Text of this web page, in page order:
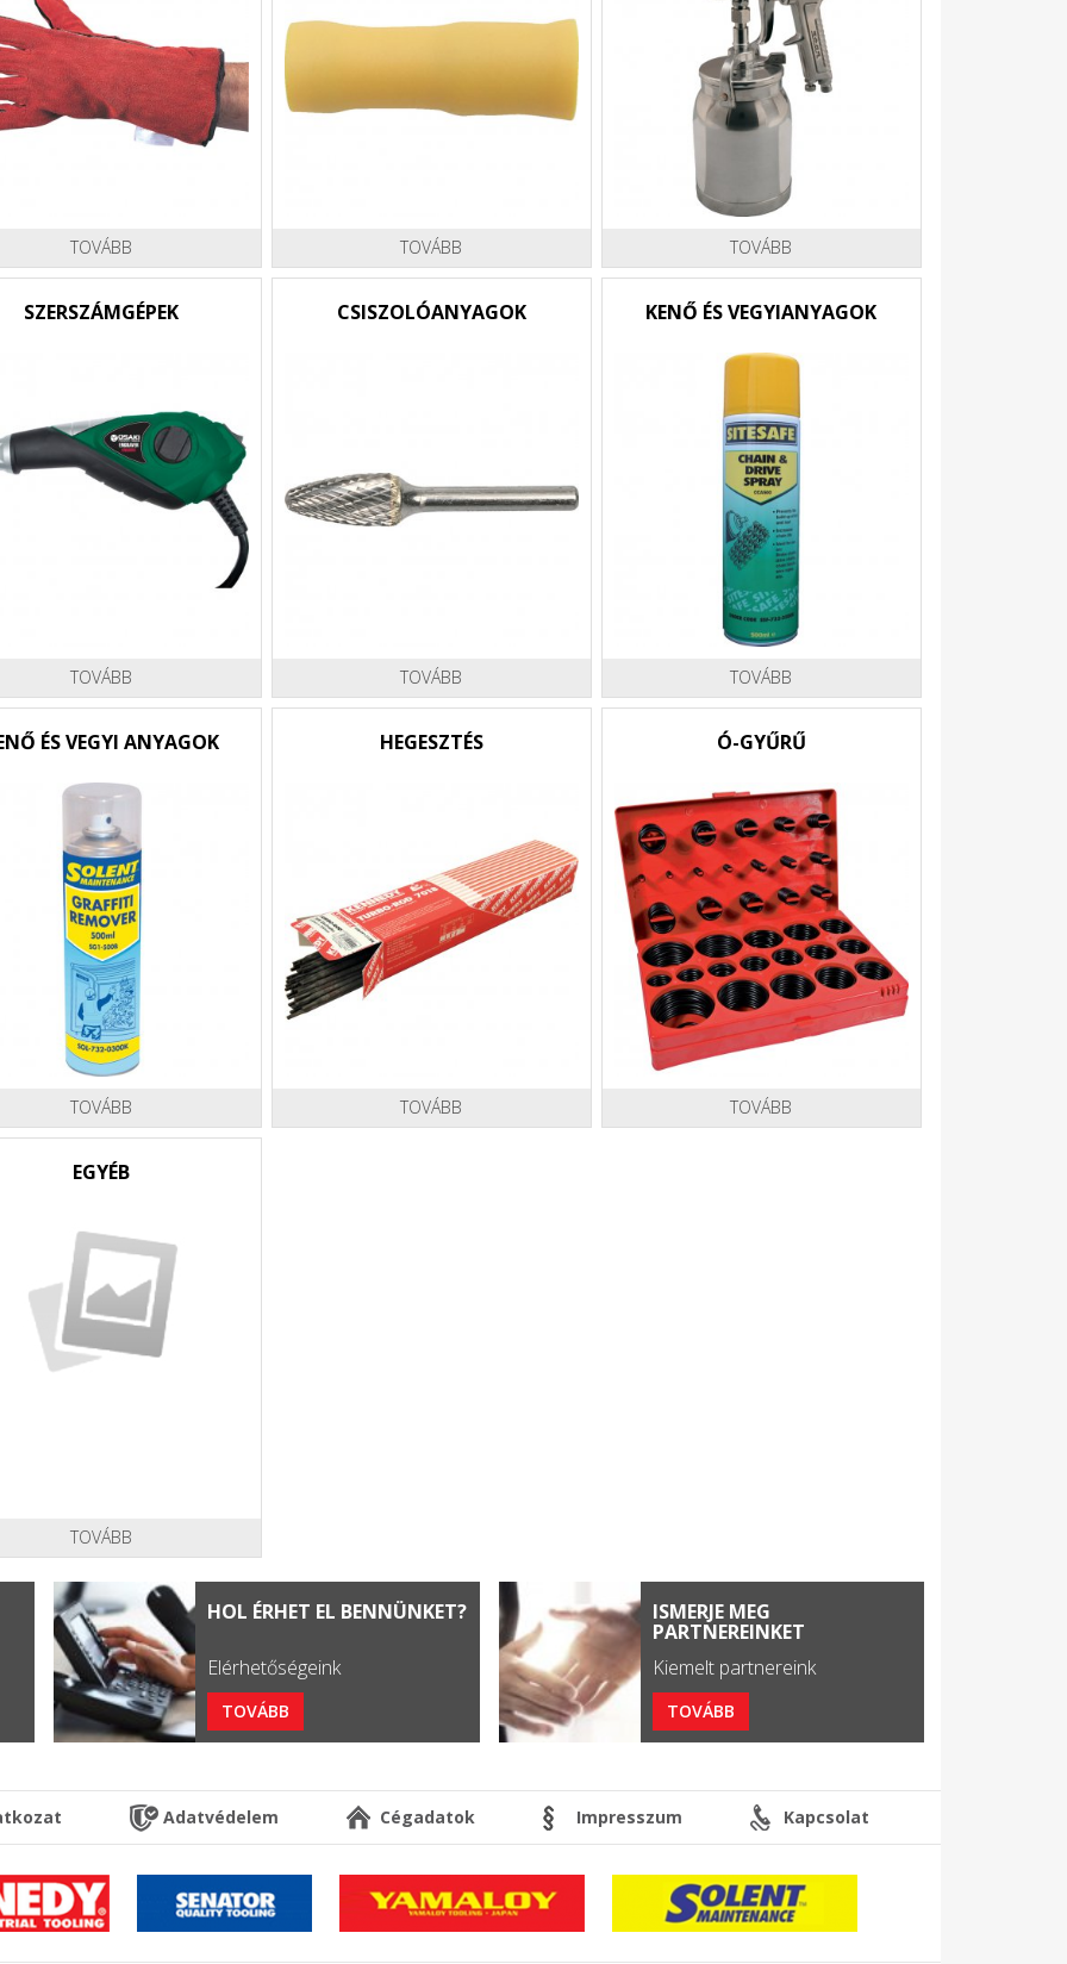
TOVÁBB TOVÁBB TOVÁBB
SZERSZÁMGÉPEK
TOVÁBB
CSISZOLÓANYAGOK
TOVÁBB
KENŐ ÉS VEGYIANYAGOK
TOVÁBB
ÉS VEGYI ANYAGOK
TOVÁBB
HEGESZTÉS
TOVÁBB
Ó-GYŰRŰ
TOVÁBB
EGYÉB
TOVÁBB
HOL ÉRHET EL BENNÜNKET?
Elérhetőségeink
TOVÁBB
ISMERJE MEG
PARTNEREINKET
Kiemelt partnereink
TOVÁBB
Adatvédelem Cégadatok Impresszum Kapcsolat